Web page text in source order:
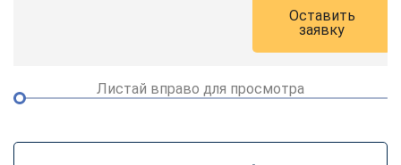
Оставить
заявку
Листай вправо для просмотра